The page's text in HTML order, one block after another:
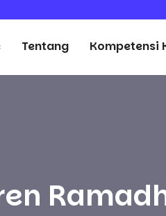
Tentang Kompetensi